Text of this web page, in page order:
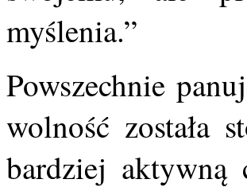
myślenia.”
Powszechnie
wolność została
bardziej aktywną